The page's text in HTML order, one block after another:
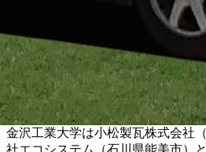
金沢工業大学は小松製瓦株式会社
社エコシステム（石川県能美市）